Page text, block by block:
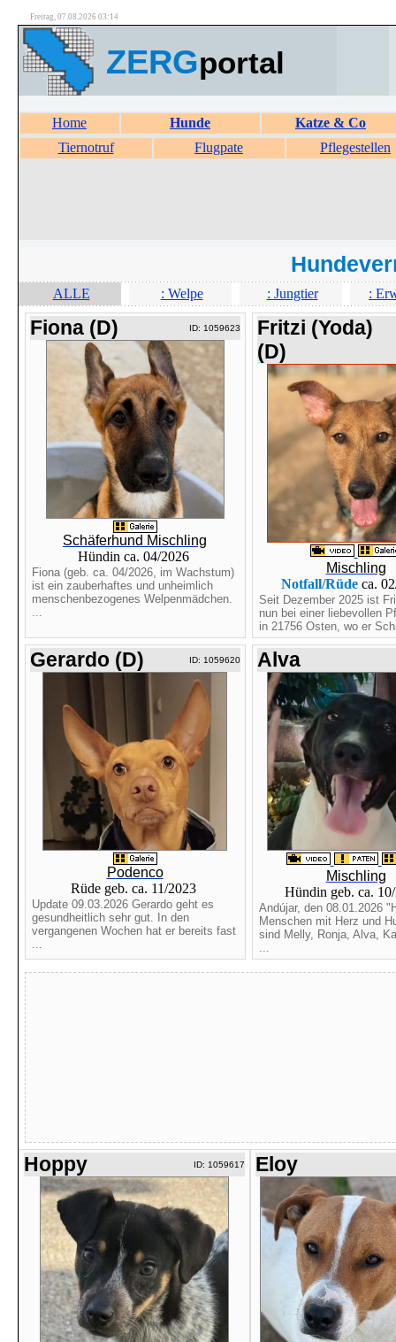
Freitag, 07.08.2026 03:14
ZERGportal
Home Hunde
Katze & Co
Tiernotruf
Flugpate Pflegestellen
ALLE : Welpe : Jungtier :
Fiona (D) ID: 1059623
Schäferhund Mischling
Hündin ca. 04/2026
Fiona (geb. ca. 04/2026, im Wachstum)
ist ein zauberhaftes und unheimlich
menschenbezogenes Welpenmädchen.
...
Fritzi (Yoda)
(D)
Mischling
Notfall/Rüde ca.
Seit Dezember 2025 ist
nun bei einer liebevollen
in 21756 Osten, wo er
Gerardo (D) ID: 1059620
Podenco
Rüde geb. ca. 11/2023
Update 09.03.2026 Gerardo geht es
gesundheitlich sehr gut. In den
vergangenen Wochen hat er bereits fast
...
Alva
Mischling
Hündin geb. ca.
Andújar, den 08.01.2026
Menschen mit Herz und
sind Melly, Ronja, Alva,
...
Hoppy ID: 1059617 Eloy